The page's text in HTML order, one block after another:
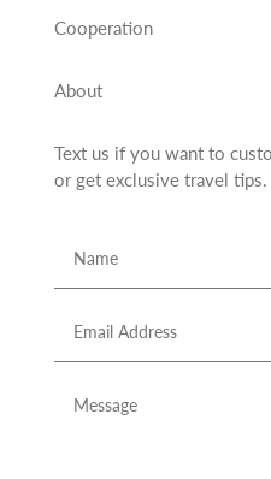
Cooperation
About
Text us if you want to
or get exclusive travel tips.